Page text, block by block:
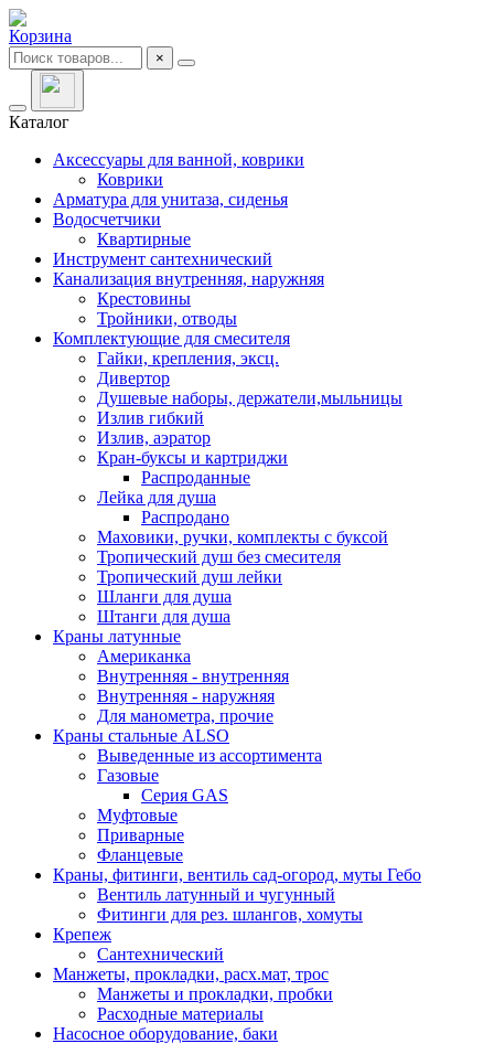
Корзина
×
Каталог
Аксессуары для ванной, коврики
Коврики
Арматура для унитаза, сиденья
Водосчетчики
Квартирные
Инструмент сантехнический
Канализация внутренняя, наружняя
Крестовины
Тройники, отводы
Комплектующие для смесителя
Гайки, крепления, эксц.
Дивертор
Душевые наборы, держатели,мыльницы
Излив гибкий
Излив, аэратор
Кран-буксы и картриджи
Распроданные
Лейка для душа
Распродано
Маховики, ручки, комплекты с буксой
Тропический душ без смесителя
Тропический душ лейки
Шланги для душа
Штанги для душа
Краны латунные
Американка
Внутренняя - внутренняя
Внутренняя - наружняя
Для манометра, прочие
Краны стальные ALSO
Выведенные из ассортимента
Газовые
Серия GAS
Муфтовые
Приварные
Фланцевые
Краны, фитинги, вентиль сад-огород, муты Гебо
Вентиль латунный и чугунный
Фитинги для рез. шлангов, хомуты
Крепеж
Сантехнический
Манжеты, прокладки, расх.мат, трос
Манжеты и прокладки, пробки
Расходные материалы
Насосное оборудование, баки